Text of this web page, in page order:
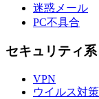
迷惑メール
PC不具合
セキュリティ系
VPN
ウイルス対策